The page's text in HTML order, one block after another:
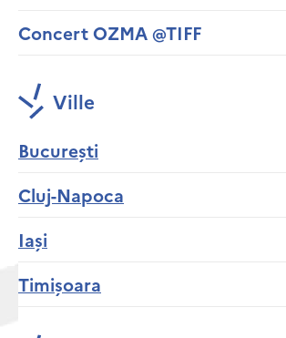
Concert OZMA @TIFF
Ville
București
Cluj-Napoca
Iași
Timișoara